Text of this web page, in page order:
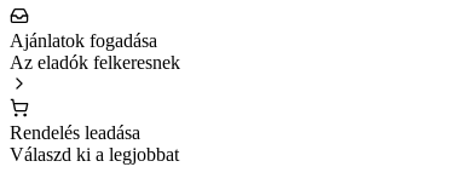
Ajánlatok fogadása
Az eladók felkeresnek
Rendelés leadása
Válaszd ki a legjobbat